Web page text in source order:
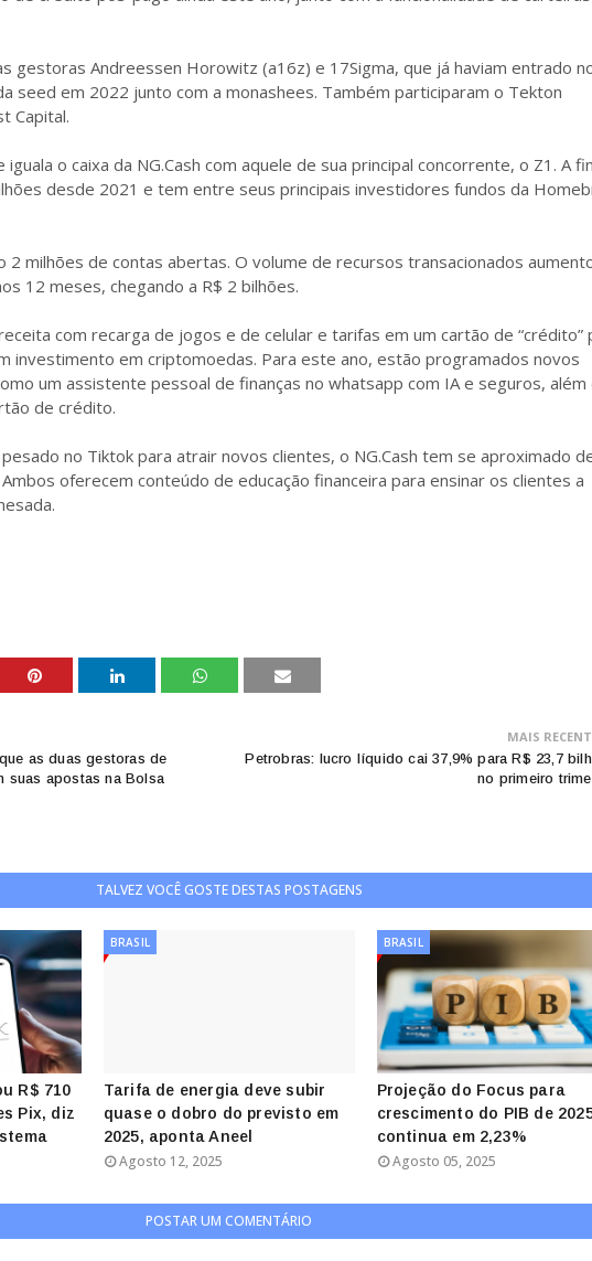
gestoras Andreessen Horowitz (a16z) e 17Sigma, que já haviam entrado
seed em 2022 junto com a monashees. Também participaram o Tekton
Capital.
o caixa da NG.Cash com aquele de sua principal concorrente, o Z1. A
desde 2021 e tem entre seus principais investidores fundos da
2 milhões de contas abertas. O volume de recursos transacionados
12 meses, chegando a R$ 2 bilhões.
com recarga de jogos e de celular e tarifas em um cartão de “crédito”
investimento em criptomoedas. Para este ano, estão programados novos
um assistente pessoal de finanças no whatsapp com IA e seguros, além
de crédito.
no Tiktok para atrair novos clientes, o NG.Cash tem se aproximado
oferecem conteúdo de educação financeira para ensinar os clientes a
MAIS
Petrobras: lucro líquido cai 37,9% para R$ 23,7
no primeiro
as duas gestoras de
suas apostas na Bolsa
TALVEZ VOCÊ GOSTE DESTAS POSTAGENS
R$ 710
Pix, diz
BRASIL
Tarifa de energia deve subir
quase o dobro do previsto em
2025, aponta Aneel
Agosto 12, 2025
BRASIL
Projeção do Focus para
crescimento do PIB de
continua em 2,23%
Agosto 05, 2025
POSTAR UM COMENTÁRIO